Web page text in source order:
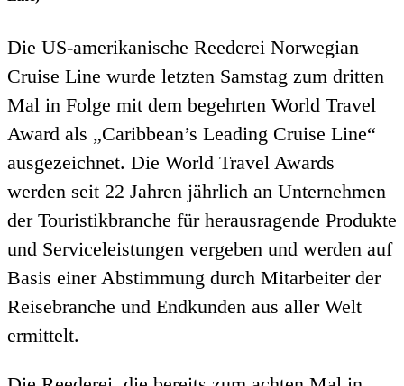
Die US-amerikanische Reederei Norwegian
Cruise Line wurde letzten Samstag zum dritten
Mal in Folge mit dem begehrten World Travel
Award als „Caribbean’s Leading Cruise Line“
ausgezeichnet. Die World Travel Awards
werden seit 22 Jahren jährlich an Unternehmen
der Touristikbranche für herausragende Produkte
und Serviceleistungen vergeben und werden auf
Basis einer Abstimmung durch Mitarbeiter der
Reisebranche und Endkunden aus aller Welt
ermittelt.